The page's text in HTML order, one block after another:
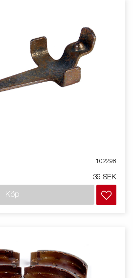
102298
39 SEK
Köp